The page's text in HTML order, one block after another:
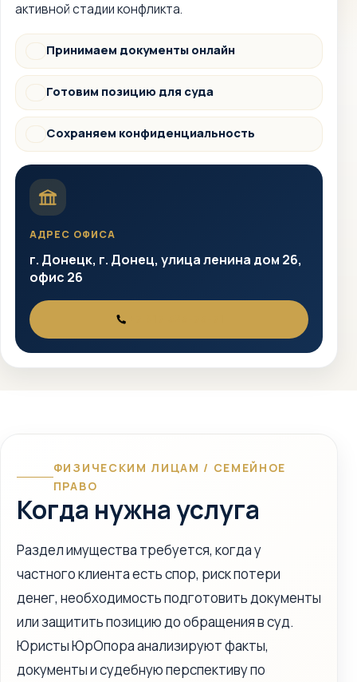
активной стадии конфликта.
Документы
Принимаем документы онлайн
СудГотовим позицию для суда
Защита
Сохраняем конфиденциальность
АДРЕС ОФИСА
г. Донецк, г. Донец, улица ленина дом 26,
офис 26
ФИЗИЧЕСКИМ ЛИЦАМ / СЕМЕЙНОЕ
ПРАВО
Когда нужна услуга
Раздел имущества требуется, когда у
частного клиента есть спор, риск потери
денег, необходимость подготовить документы
или защитить позицию до обращения в суд.
Юристы ЮрОпора анализируют факты,
документы и судебную перспективу по